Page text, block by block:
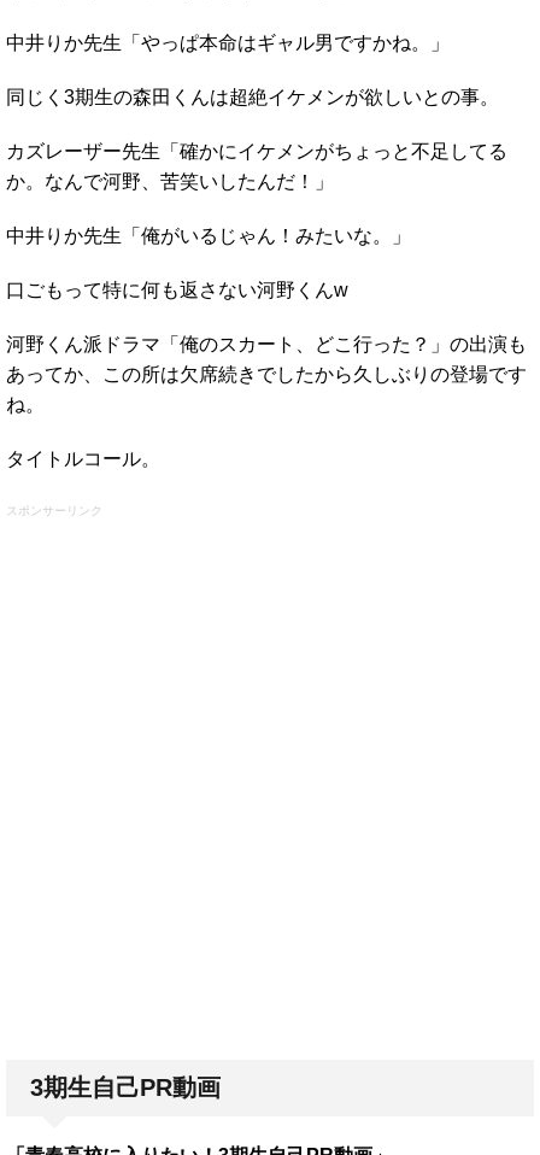
中井りか先生「やっぱ本命はギャル男ですかね。」
同じく3期生の森田くんは超絶イケメンが欲しいとの事。
カズレーザー先生「確かにイケメンがちょっと不足してる
か。なんで河野、苦笑いしたんだ！」
中井りか先生「俺がいるじゃん！みたいな。」
口ごもって特に何も返さない河野くんw
河野くん派ドラマ「俺のスカート、どこ行った？」の出演も
あってか、この所は欠席続きでしたから久しぶりの登場です
ね。
タイトルコール。
スポンサーリンク
3期生自己PR動画